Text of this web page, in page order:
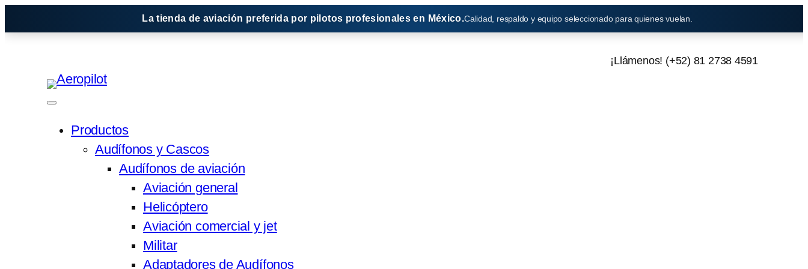
al
La tienda de aviación preferida por pilotos profesionales en México.Calidad, respaldo y equipo seleccionado para quienes vuelan.
¡Llámenos! (+52) 81 2738 4591
Productos
Audífonos y Cascos
Audífonos de aviación
Aviación general
Helicóptero
Aviación comercial y jet
Militar
Adaptadores de Audífonos